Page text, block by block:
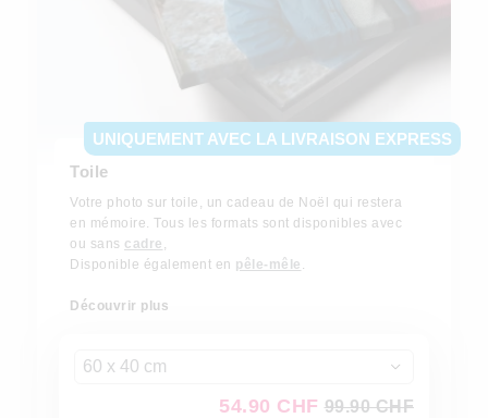
UNIQUEMENT AVEC LA LIVRAISON EXPRESS
Toile
Votre photo sur toile, un cadeau de Noël qui restera
en mémoire. Tous les formats sont disponibles avec
ou sans cadre ,
Disponible également en pêle-mêle .
Découvrir plus
60 x 40 cm
54.90 CHF 99.90 CHF